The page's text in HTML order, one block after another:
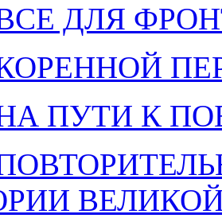
ВСЕ ДЛЯ
КОРЕННОЙ
НА ПУТИ К